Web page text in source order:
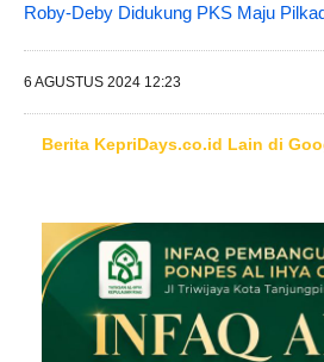
Roby-Deby Didukung PKS Maju
6 AGUSTUS 2024 12:23
Berita KepriDays.co.id Lain di